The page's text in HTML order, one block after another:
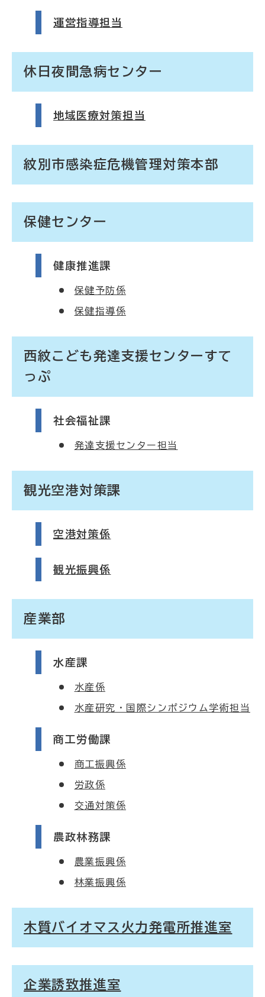
運営指導担当
休日夜間急病センター
地域医療対策担当
紋別市感染症危機管理対策本部
保健センター
健康推進課
保健予防係
保健指導係
西紋こども発達支援センターすて
っぷ
社会福祉課
発達支援センター担当
観光空港対策課
空港対策係
観光振興係
産業部
水産課
水産係
水産研究・国際シンポジウム学術担当
商工労働課
商工振興係
労政係
交通対策係
農政林務課
農業振興係
林業振興係
木質バイオマス火力発電所推進室
企業誘致推進室